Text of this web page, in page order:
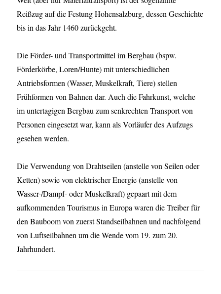
Reißzug auf die Festung Hohensalzburg, dessen Geschichte
bis in das Jahr 1460 zurückgeht.
Die Förder- und Transportmittel im Bergbau (bspw.
Förderkörbe, Loren/Hunte) mit unterschiedlichen
Antriebsformen (Wasser, Muskelkraft, Tiere) stellen
Frühformen von Bahnen dar. Auch die Fahrkunst, welche
im untertagigen Bergbau zum senkrechten Transport von
Personen eingesetzt war, kann als Vorläufer des Aufzugs
gesehen werden.
Die Verwendung von Drahtseilen (anstelle von Seilen oder
Ketten) sowie von elektrischer Energie (anstelle von
Wasser-/Dampf- oder Muskelkraft) gepaart mit dem
aufkommenden Tourismus in Europa waren die Treiber für
den Bauboom von zuerst Standseilbahnen und nachfolgend
von Luftseilbahnen um die Wende vom 19. zum 20.
Jahrhundert.